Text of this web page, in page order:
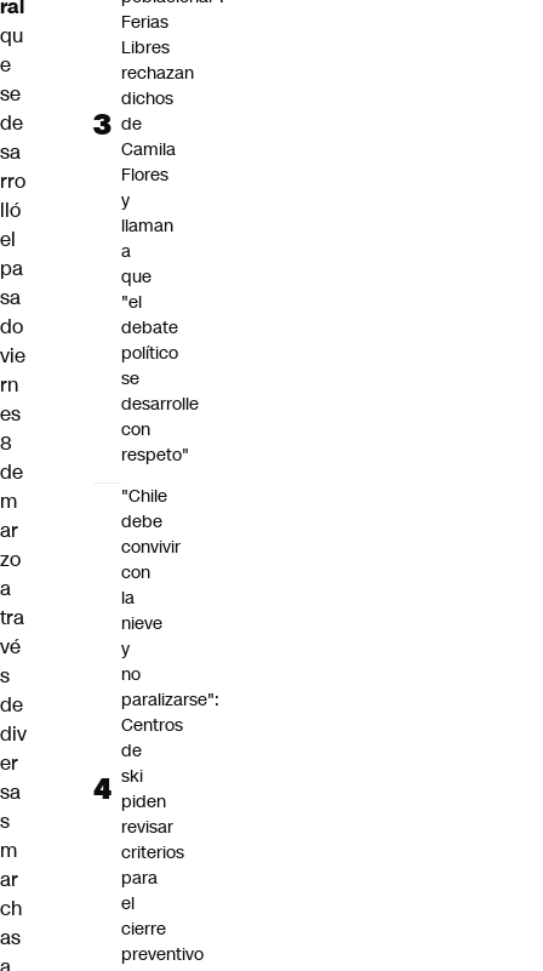
ral
qu
e
se
de
sa
rro
lló
el
pa
sa
do
vie
rn
es
8
de
m
ar
zo
a
tra
vé
s
de
div
er
sa
s
m
ar
ch
as
Ferias
Libres
rechazan
dichos
de
Camila
Flores
y
llaman
a
que
"el
debate
político
se
desarrolle
con
respeto"
"Chile
debe
convivir
con
la
nieve
y
no
paralizarse":
Centros
de
ski
piden
revisar
criterios
para
el
cierre
preventivo